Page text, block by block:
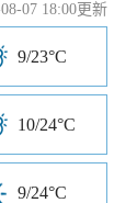
07 18:00更新
9/23°C
10/24°C
9/24°C